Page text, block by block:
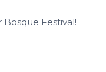
Festival!